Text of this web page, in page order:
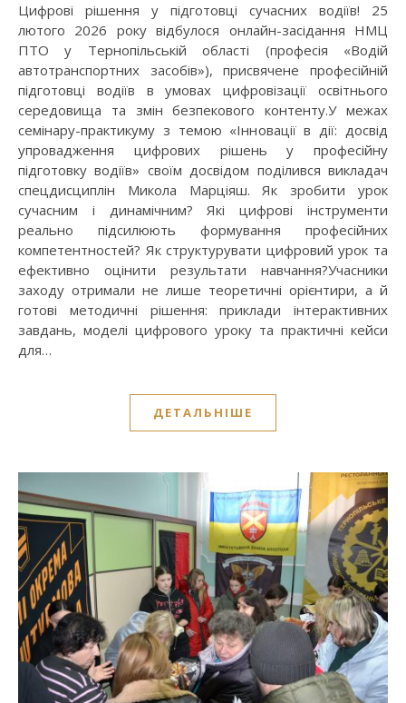
Цифрові рішення у підготовці сучасних водіїв! 25
лютого 2026 року відбулося онлайн-засідання НМЦ
ПТО у Тернопільській області (професія «Водій
автотранспортних засобів»), присвячене професійній
підготовці водіїв в умовах цифровізації освітнього
середовища та змін безпекового контенту.У межах
семінару-практикуму з темою «Інновації в дії: досвід
упровадження цифрових рішень у професійну
підготовку водіїв» своїм досвідом поділився викладач
спецдисциплін Микола Марціяш. Як зробити урок
сучасним і динамічним? Які цифрові інструменти
реально підсилюють формування професійних
компетентностей? Як структурувати цифровий урок та
ефективно оцінити результати навчання?Учасники
заходу отримали не лише теоретичні орієнтири, а й
готові методичні рішення: приклади інтерактивних
завдань, моделі цифрового уроку та практичні кейси
для…
ДЕТАЛЬНІШЕ